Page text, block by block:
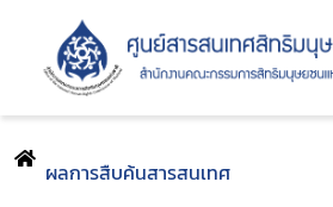
ผลการสืบค้นสารสนเทศ